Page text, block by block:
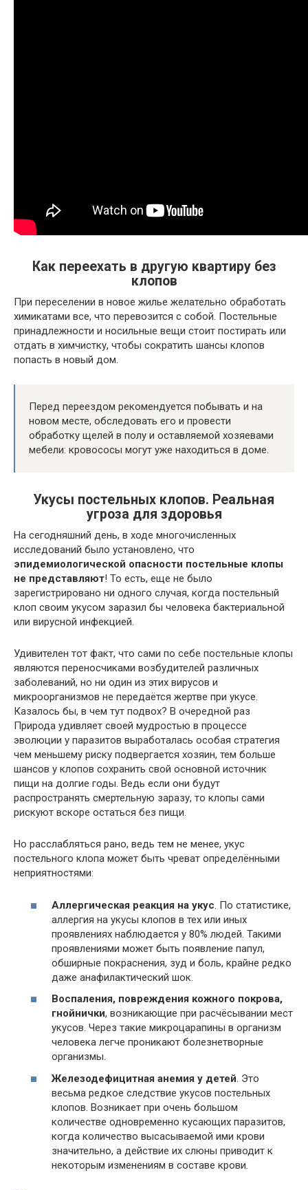
Как переехать в другую квартиру без
клопов
При переселении в новое жилье желательно обработать
химикатами все, что перевозится с собой. Постельные
принадлежности и носильные вещи стоит постирать или
отдать в химчистку, чтобы сократить шансы клопов
попасть в новый дом.
Перед переездом рекомендуется побывать и на
новом месте, обследовать его и провести
обработку щелей в полу и оставляемой хозяевами
мебели: кровососы могут уже находиться в доме.
Укусы постельных клопов. Реальная
угроза для здоровья
На сегодняшний день, в ходе многочисленных
исследований было установлено, что
эпидемиологической опасности постельные клопы
не представляют! То есть, еще не было
зарегистрировано ни одного случая, когда постельный
клоп своим укусом заразил бы человека бактериальной
или вирусной инфекцией.
Удивителен тот факт, что сами по себе постельные клопы
являются переносчиками возбудителей различных
заболеваний, но ни один из этих вирусов и
микроорганизмов не передаётся жертве при укусе.
Казалось бы, в чем тут подвох? В очередной раз
Природа удивляет своей мудростью в процессе
эволюции у паразитов выработалась особая стратегия
чем меньшему риску подвергается хозяин, тем больше
шансов у клопов сохранить свой основной источник
пищи на долгие годы. Ведь если они будут
распространять смертельную заразу, то клопы сами
рискуют вскоре остаться без пищи.
Но расслабляться рано, ведь тем не менее, укус
постельного клопа может быть чреват определёнными
неприятностями:
Аллергическая реакция на укус. По статистике,
аллергия на укусы клопов в тех или иных
проявлениях наблюдается у 80% людей. Такими
проявлениями может быть появление папул,
обширные покраснения, зуд и боль, крайне редко
даже анафилактический шок.
Воспаления, повреждения кожного покрова,
гнойнички, возникающие при расчёсывании мест
укусов. Через такие микроцарапины в организм
человека легче проникают болезнетворные
организмы.
Железодефицитная анемия у детей. Это
весьма редкое следствие укусов постельных
клопов. Возникает при очень большом
количестве одновременно кусающих паразитов,
когда количество высасываемой ими крови
значительно, а действие их слюны приводит к
некоторым изменениям в составе крови.